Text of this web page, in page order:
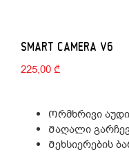
SMART CAMERA V6
225,00 ₾
Ორმხრივი
Მაღალი
Მეხსიერების